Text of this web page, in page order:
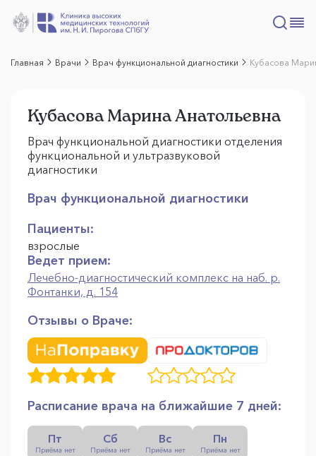
Главная Врачи Врач функциональной диагностики Кубасова
Кубасова Марина Анатольевна
Врач функциональной диагностики отделения
функциональной и ультразвуковой
диагностики
Врач функциональной диагностики
Пациенты:
взрослые
Ведет прием:
Лечебно-диагностический комплекс на наб. р.
Фонтанки, д. 154
Отзывы о Враче:
Расписание врача на ближайшие 7 дней:
Пт
Приёма нет
Сб
Приёма нет
Вс
Приёма нет
Пн
Приёма нет